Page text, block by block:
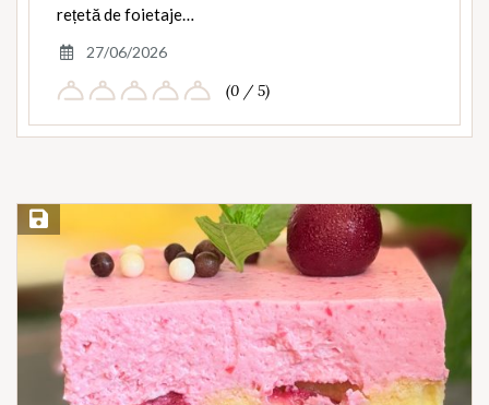
rețetă de foietaje…
27/06/2026
(0 / 5)
Save Recipe